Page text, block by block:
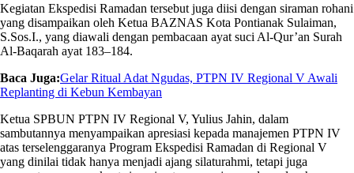
Kegiatan Ekspedisi Ramadan tersebut juga diisi dengan siraman rohani
yang disampaikan oleh Ketua BAZNAS Kota Pontianak Sulaiman,
S.Sos.I., yang diawali dengan pembacaan ayat suci Al-Qur’an Surah
Al-Baqarah ayat 183–184.
Baca Juga:Gelar Ritual Adat Ngudas, PTPN IV Regional V Awali
Replanting di Kebun Kembayan
Ketua SPBUN PTPN IV Regional V, Yulius Jahin, dalam
sambutannya menyampaikan apresiasi kepada manajemen PTPN IV
atas terselenggaranya Program Ekspedisi Ramadan di Regional V
yang dinilai tidak hanya menjadi ajang silaturahmi, tetapi juga